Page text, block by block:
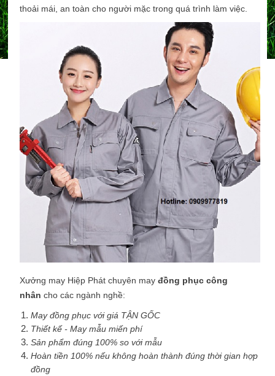
thoải mái, an toàn cho người mặc trong quá trình làm việc.
Xưởng may Hiệp Phát chuyên mayđồng phục công
nhân cho các ngành nghề:
May đồng phục với giá TẬN GỐC
Thiết kế - May mẫu miến phí
Sản phẩm đúng 100% so với mẫu
Hoàn tiền 100% nếu không hoàn thành đúng thời gian hợp
đồng